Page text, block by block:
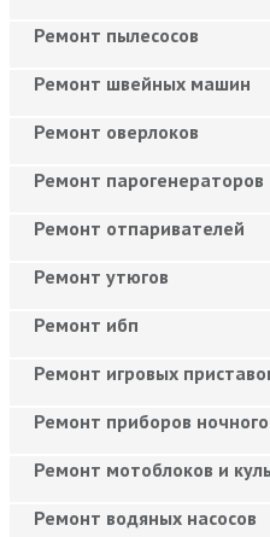
Ремонт пылесосов
Ремонт швейных машин
Ремонт оверлоков
Ремонт парогенераторов
Ремонт отпаривателей
Ремонт утюгов
Ремонт ибп
Ремонт игровых
Ремонт приборов
Ремонт мотоблоков и
Ремонт водяных насосов